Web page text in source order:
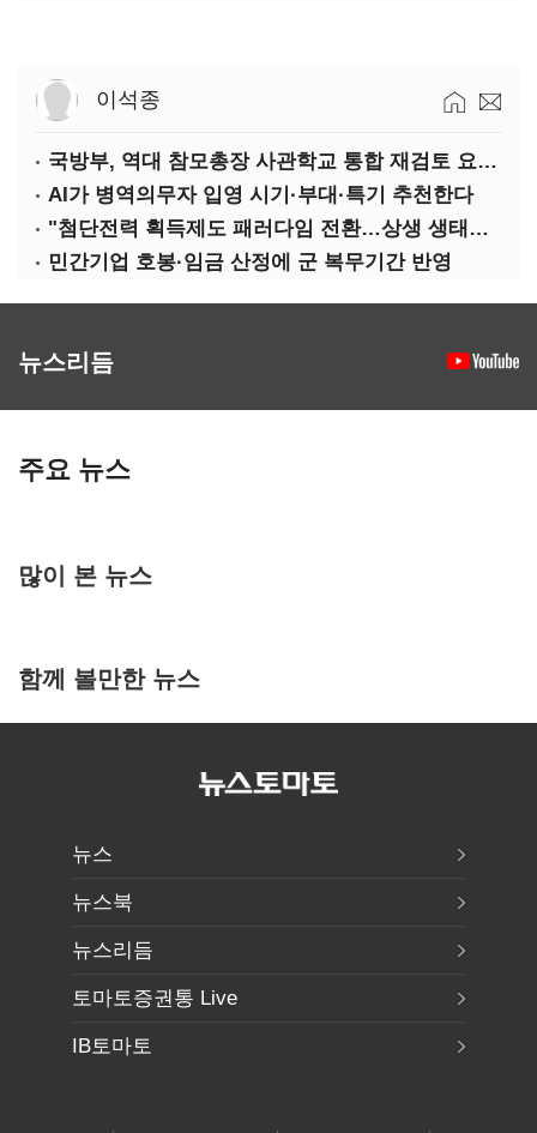
이석종
국방부, 역대 참모총장 사관학교 통합 재검토 요구에 "다양한 의견 수렴해 합리적 시스템 만들 것"
AI가 병역의무자 입영 시기·부대·특기 추천한다
"첨단전력 획득제도 패러다임 전환…상생 생태계 조성해 대체불가 K-방산 도약"
민간기업 호봉·임금 산정에 군 복무기간 반영
뉴스리듬
주요 뉴스
많이 본 뉴스
함께 볼만한 뉴스
뉴스
뉴스북
뉴스리듬
토마토증권통 Live
IB토마토